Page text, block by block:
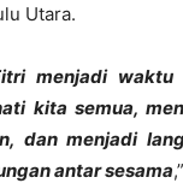
Utara.
menjadi waktu
kita semua,
dan menjadi
antar sesama